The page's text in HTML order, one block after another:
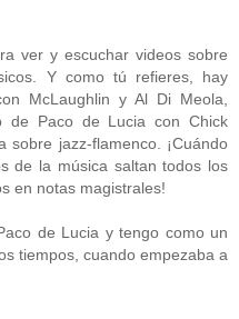
ver y escuchar videos sobre
Y como tú refieres, hay
McLaughlin y Al Di Meola,
de Paco de Lucia con Chick
sobre jazz-flamenco. ¡Cuándo
de la música saltan todos los
en notas magistrales!
de Lucia y tengo como un
tiempos, cuando empezaba a